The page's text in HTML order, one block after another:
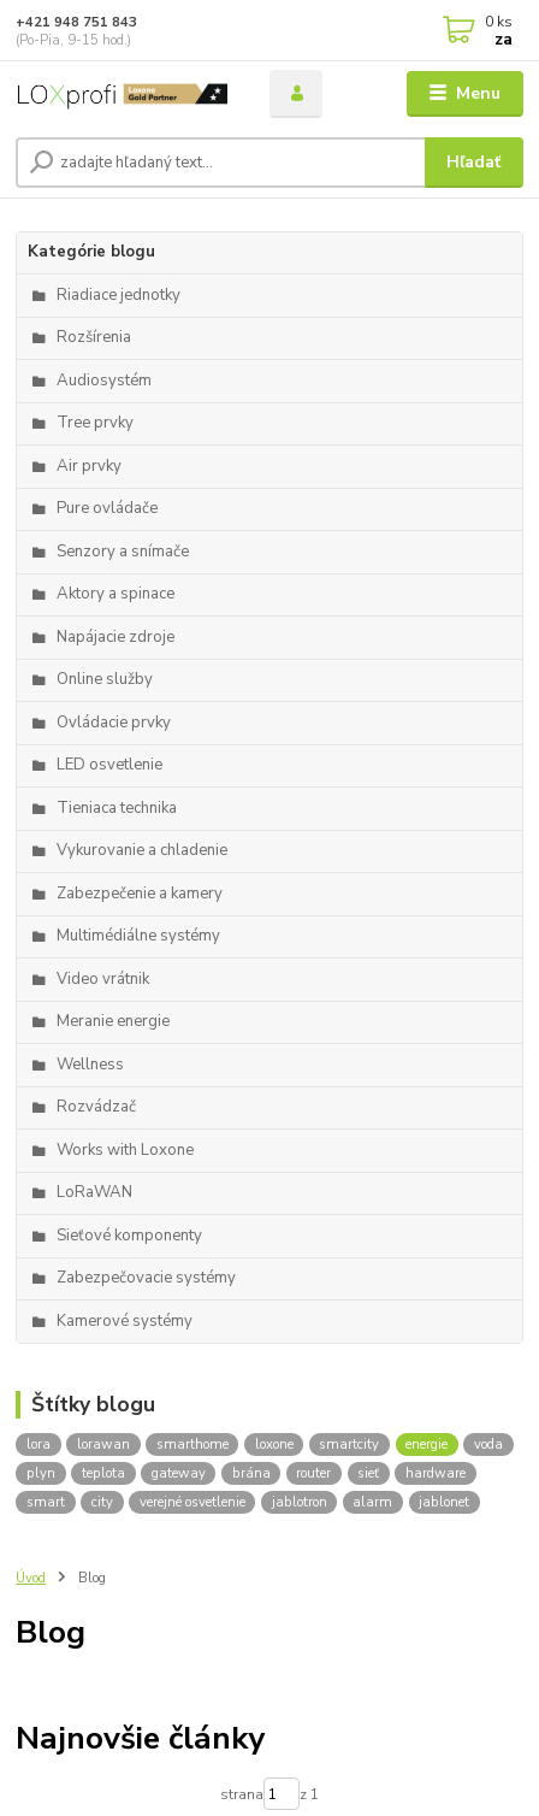
Menu
Hľadať
+421 948 751 843
(Po-Pia, 9-15 hod.)
0 ks
za
Kategórie blogu
Riadiace jednotky
Rozšírenia
Audiosystém
Tree prvky
Air prvky
Pure ovládače
Senzory a snímače
Aktory a spinace
Napájacie zdroje
Online služby
Ovládacie prvky
LED osvetlenie
Tieniaca technika
Vykurovanie a chladenie
Zabezpečenie a kamery
Multimédiálne systémy
Video vrátnik
Meranie energie
Wellness
Rozvádzač
Works with Loxone
LoRaWAN
Sieťové komponenty
Zabezpečovacie systémy
Kamerové systémy
Štítky blogu
lora lorawan smarthome loxone smartcity energie
voda
plyn
teplota gateway brána router sieť
hardware
smart
city verejné osvetlenie jablotron alarm jablonet
Úvod Blog
Blog
Najnovšie články
strana z 1